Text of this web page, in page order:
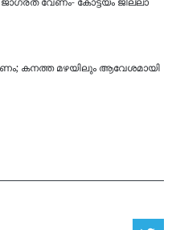
വേണം- കോട്ടയം ജില്ലാ
കനത്ത മഴയിലും ആവേശമായി